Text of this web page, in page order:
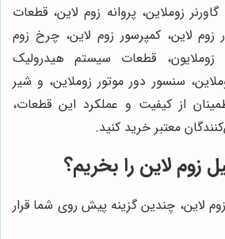
گاورنر زوملاین، پروانه زوم لاین، قطعات
زوم لاین، کمپرسور زوم لاین، چرخ زوم
زوملایون، قطعات سیستم هیدرولیک
سنسور دور موتور زوملاین، و شیر
از کیفیت و عملکرد این قطعات،
معتبر خرید کنید.
زوم لاین را بخریم؟
لاین، چندین گزینه پیش روی شما قرار